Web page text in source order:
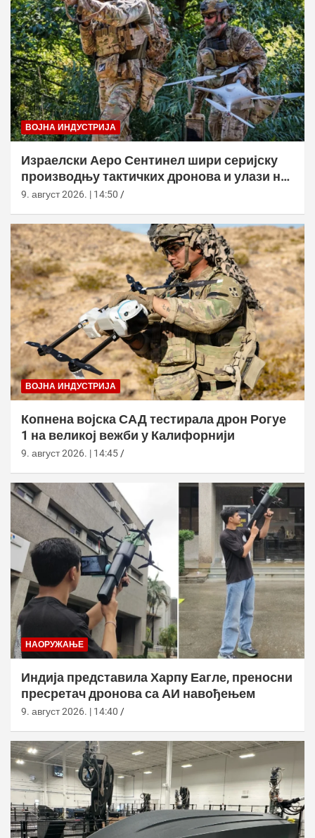
ВОЈНА ИНДУСТРИЈА
Израелски Аеро Сентинел шири серијску
производњу тактичких дронова и улази на
нова тржишта
9. август 2026. | 14:50
ВОЈНА ИНДУСТРИЈА
Копнена војска САД тестирала дрон Рогуе
1 на великој вежби у Калифорнији
9. август 2026. | 14:45
НАОРУЖАЊЕ
Индија представила Харпy Еагле, преносни
пресретач дронова са АИ навођењем
9. август 2026. | 14:40